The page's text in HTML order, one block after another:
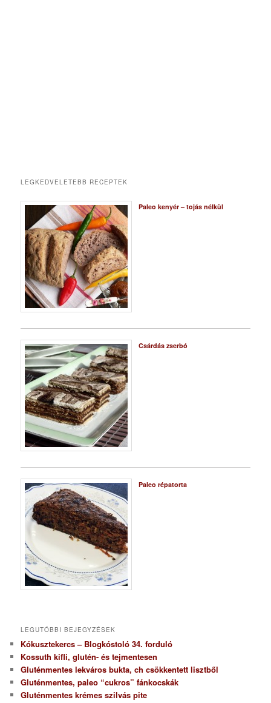
LEGKEDVELETEBB RECEPTEK
Paleo kenyér – tojás nélkül
Csárdás zserbó
Paleo répatorta
LEGUTÓBBI BEJEGYZÉSEK
Kókusztekercs – Blogkóstoló 34. forduló
Kossuth kifli, glutén- és tejmentesen
Gluténmentes lekváros bukta, ch csökkentett lisztből
Gluténmentes, paleo “cukros” fánkocskák
Gluténmentes krémes szilvás pite